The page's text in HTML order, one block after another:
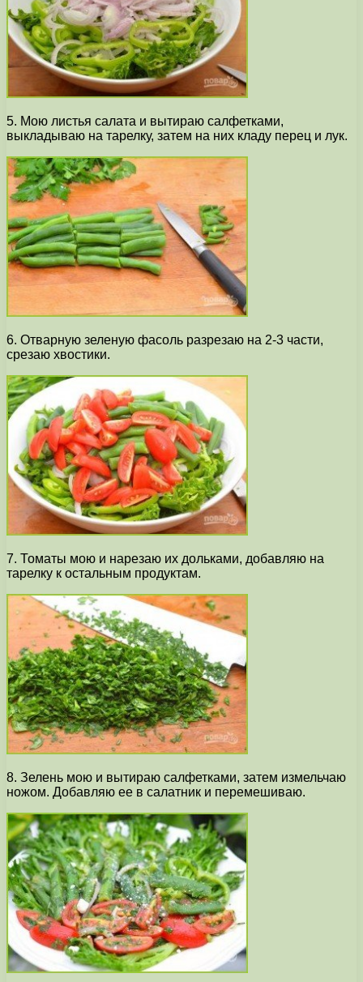
5. Мою листья салата и вытираю салфетками,
выкладываю на тарелку, затем на них кладу перец и лук.
6. Отварную зеленую фасоль разрезаю на 2-3 части,
срезаю хвостики.
7. Томаты мою и нарезаю их дольками, добавляю на
тарелку к остальным продуктам.
8. Зелень мою и вытираю салфетками, затем измельчаю
ножом. Добавляю ее в салатник и перемешиваю.